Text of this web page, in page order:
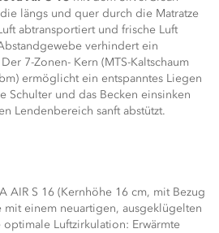
längs und quer durch die Matratze
abtransportiert und frische Luft
verhindert ein
7-Zonen- Kern (MTS-Kaltschaum
ermöglicht ein entspanntes Liegen
Schulter und das Becken einsinken
Lendenbereich sanft abstützt.
AIR S 16 (Kernhöhe 16 cm, mit Bezug
mit einem neuartigen, ausgeklügelten
Luftzirkulation: Erwärmte